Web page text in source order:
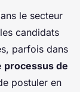
le secteur
candidats
parfois dans
processus de
postuler en